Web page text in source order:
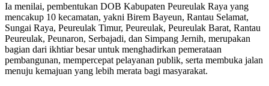
‎Ia menilai, pembentukan DOB Kabupaten Peureulak Raya yang
mencakup 10 kecamatan, yakni Birem Bayeun, Rantau Selamat,
Sungai Raya, Peureulak Timur, Peureulak, Peureulak Barat, Rantau
Peureulak, Peunaron, Serbajadi, dan Simpang Jernih, merupakan
bagian dari ikhtiar besar untuk menghadirkan pemerataan
pembangunan, mempercepat pelayanan publik, serta membuka jalan
menuju kemajuan yang lebih merata bagi masyarakat.